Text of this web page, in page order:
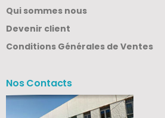
Qui sommes nous
Devenir client
Conditions Générales de Ventes
Nos Contacts